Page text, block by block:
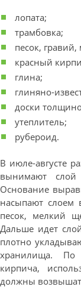
лопата;
трамбовка;
песок,
красный
глина;
глиняно-
доски
утеплитель;
рубероид.
В июле-августе
вынимают
Основание
насыпают
песок, мелкий
Дальше идет
плотно
хранилища. По
кирпича,
должны